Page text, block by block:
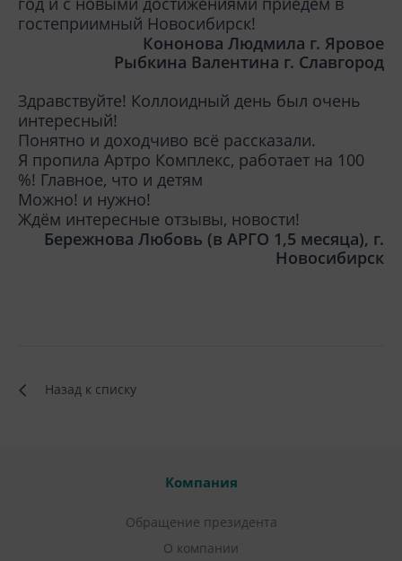
гостеприимный Новосибирск!
Кононова Людмила г. Яровое
Рыбкина Валентина г. Славгород
Здравствуйте! Коллоидный день был очень
интересный!
Понятно и доходчиво всё рассказали.
Я пропила Артро Комплекс, работает на 100
%! Главное, что и детям
Можно! и нужно!
Ждём интересные отзывы, новости!
Бережнова Любовь (в АРГО 1,5 месяца), г.
Новосибирск
Назад к списку
Компания
Обращение президента
О компании